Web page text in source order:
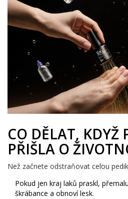
CO DĚLAT, KDYŽ
PŘIŠLA O
Než začnete odstraňovat celou
Pokud jen kraj laků praskl,
škrábance a obnoví lesk.